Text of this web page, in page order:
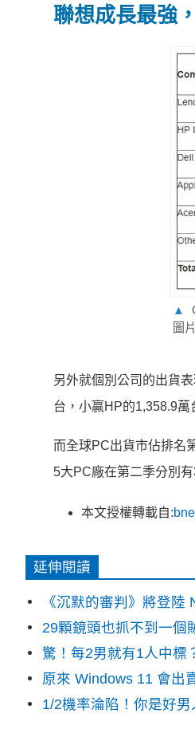
聯想成長最強
▲
圖
另外就個別公司的出貨
台，小贏HP的1,358.9萬
而全球PC出貨市佔排名
5大PC廠在第二季分別
本文授權轉載自:
延伸閱讀
《沉默的審判》將登
29顆鏡頭也抓不到一個
驚！每2男就有1人中標
原來 Windows 11 會出
1/2機率淪陷！你是好